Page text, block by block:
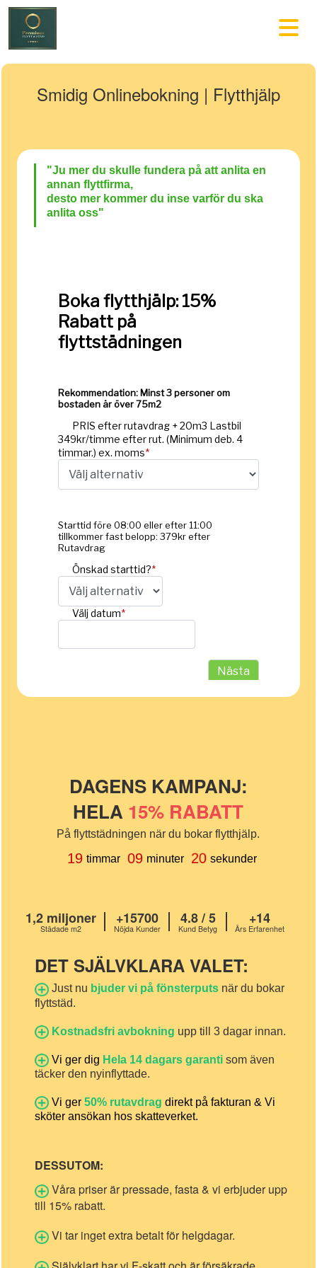
Smidig Onlinebokning | Flytthjälp
"Ju mer du skulle fundera på att anlita en
annan flyttfirma,
desto mer kommer du inse varför du ska
anlita oss"
DAGENS KAMPANJ:
HELA 15% RABATT
På flyttstädningen när du bokar flytthjälp.
19 timmar 09 minuter 20 sekunder
1,2 miljoner
Städade m2
+15700
Nöjda Kunder
4.8 / 5
Kund Betyg
+14
Års Erfarenhet
DET SJÄLVKLARA VALET:
Just nu bjuder vi på fönsterputs när du bokar
flyttstäd.
Kostnadsfri avbokning upp till 3 dagar innan.
Vi ger dig Hela 14 dagars garanti som även
täcker den nyinflyttade.
Vi ger50% rutavdrag direkt på fakturan & Vi
sköter ansökan hos skatteverket.
DESSUTOM:
Våra priser är pressade, fasta & vi erbjuder upp
till 15% rabatt.
Vi tar inget extra betalt för helgdagar.